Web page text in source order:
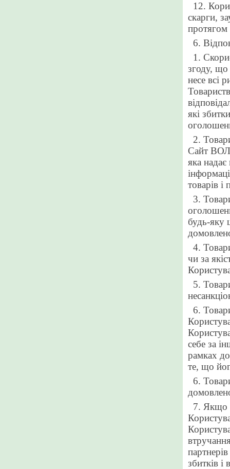
12.
скарги,
протягом
6.
1.
згоду, що
несе всі
які
2.
Сайт
яка
товарів і
3.
будь-яку
4.
чи за
5.
6.
себе за
рамках
те, що
6.
7. Якщо
збитків і